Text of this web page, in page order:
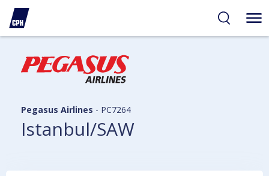
Pegasus Airlines - PC7264
Istanbul/SAW